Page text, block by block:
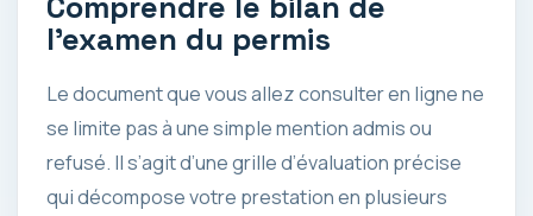
l’examen du permis
Le document que vous allez consulter en ligne ne
se limite pas à une simple mention admis ou
refusé. Il s’agit d’une grille d’évaluation précise
qui décompose votre prestation en plusieurs